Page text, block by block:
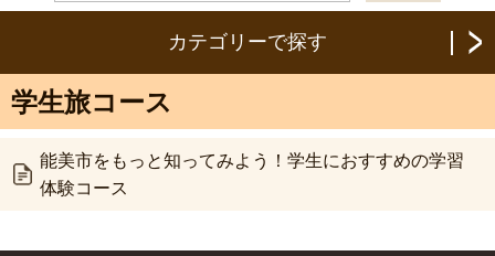
カテゴリーで探す
学生旅コース
能美市をもっと知ってみよう！学生におすすめの学習
体験コース